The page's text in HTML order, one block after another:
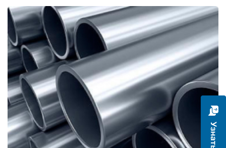
Катанка
Шестигранник
Полособульб
Полукруг
Шпунт Ларсена